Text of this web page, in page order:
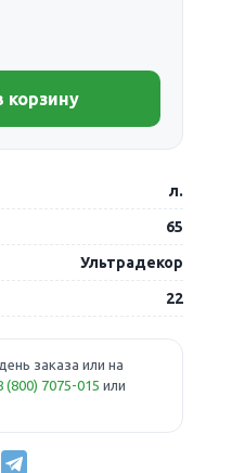
корзину
л.
65
Ультрадекор
22
заказа или на
(800) 7075-015 или